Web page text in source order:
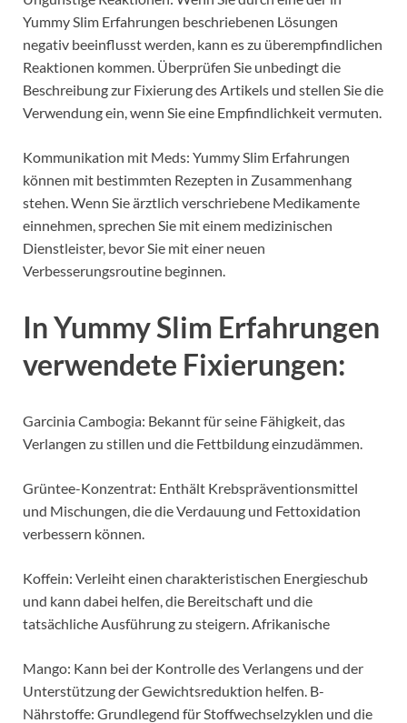
Yummy Slim Erfahrungen beschriebenen Lösungen
negativ beeinflusst werden, kann es zu überempfindlichen
Reaktionen kommen. Überprüfen Sie unbedingt die
Beschreibung zur Fixierung des Artikels und stellen Sie die
Verwendung ein, wenn Sie eine Empfindlichkeit vermuten.
Kommunikation mit Meds: Yummy Slim Erfahrungen
können mit bestimmten Rezepten in Zusammenhang
stehen.Wenn Sie ärztlich verschriebene Medikamente
einnehmen, sprechen Sie mit einem medizinischen
Dienstleister, bevor Sie mit einer neuen
Verbesserungsroutine beginnen.
In Yummy Slim Erfahrungen
verwendete Fixierungen:
Garcinia Cambogia: Bekannt für seine Fähigkeit, das
Verlangen zu stillen und die Fettbildung einzudämmen.
Grüntee-Konzentrat: Enthält Krebspräventionsmittel
und Mischungen, die die Verdauung und Fettoxidation
verbessern können.
Koffein: Verleiht einen charakteristischen Energieschub
und kann dabei helfen, die Bereitschaft und die
tatsächliche Ausführung zu steigern. Afrikanische
Mango: Kann bei der Kontrolle des Verlangens und der
Unterstützung der Gewichtsreduktion helfen. B-
Nährstoffe: Grundlegend für Stoffwechselzyklen und die